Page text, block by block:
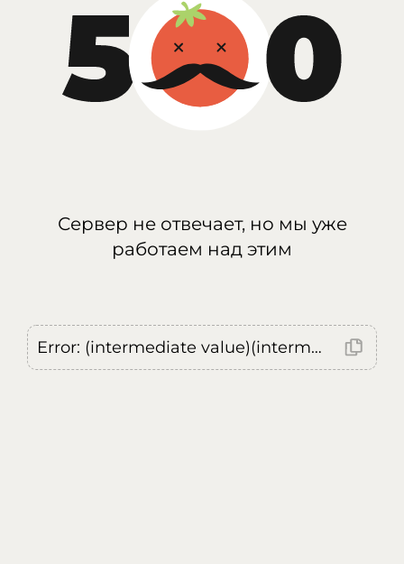
Сервер не отвечает, но мы уже
работаем над этим
Error: (intermediate value)(intermediate value)(intermediate value).replaceAll is not a function